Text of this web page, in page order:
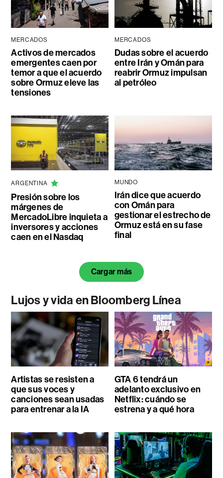
MERCADOS
Activos de mercados
emergentes caen por
temor a que el acuerdo
sobre Ormuz eleve las
tensiones
MERCADOS
Dudas sobre el acuerdo
entre Irán y Omán para
reabrir Ormuz impulsan
al petróleo
ARGENTINA
Presión sobre los
márgenes de
MercadoLibre inquieta a
inversores y acciones
caen en el Nasdaq
MUNDO
Irán dice que acuerdo
con Omán para
gestionar el estrecho de
Ormuz está en su fase
final
Cargar más
Lujos y vida en Bloomberg Línea
Artistas se resisten a
que sus voces y
canciones sean usadas
para entrenar a la IA
GTA 6 tendrá un
adelanto exclusivo en
Netflix: cuándo se
estrena y a qué hora